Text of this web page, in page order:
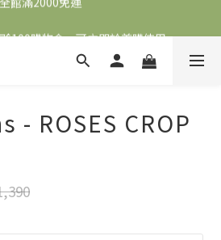
$100購物金，可立即於首購使用。
購物金，滿8000送800購物金
- ROSES CROP